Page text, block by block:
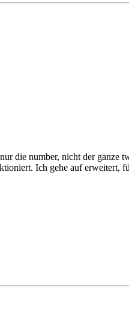
die number, nicht der ganze
Ich gehe auf